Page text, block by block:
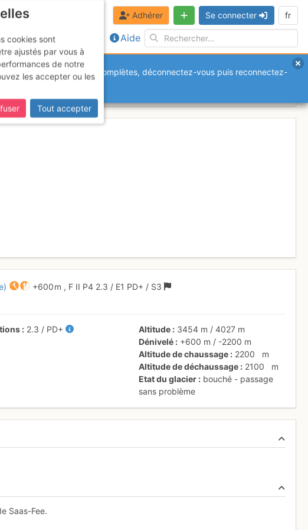
Aide
Adhérer Se connecter fr
manquantes ou incomplètes, déconnectez-vous puis reconnectez-
Normale)
+600 m , F II P4 2.3 / E1 PD+ / S3
2.3 / PD+ Altitude 3454 m / 4027 m
Dénivelé
+600 m / -2200 m
Altitude de chaussage
2200
m
Altitude de déchaussage
2100
m
Etat du glacier
bouché - passage
sans problème
Saas-Fee.
cookies sont
ajustés par vous à
de notre
les accepter ou les
Tout accepter